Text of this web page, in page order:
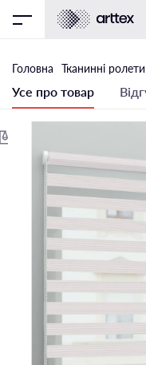
Головна Тканинні ролети
Усе про товар